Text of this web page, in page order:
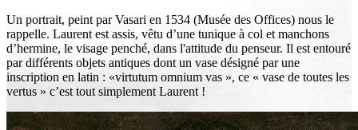
Un portrait, peint par Vasari en 1534 (Musée des Offices) nous le
rappelle. Laurent est assis, vêtu d’une tunique à col et manchons
d’hermine, le visage penché, dans l'attitude du penseur. Il est entouré
par différents objets antiques dont un vase désigné par une
inscription en latin : «virtutum omnium vas », ce « vase de toutes les
vertus » c’est tout simplement Laurent !